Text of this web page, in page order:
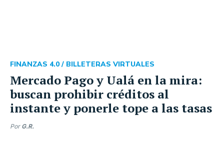
Mercado Pago y Ualá en la mira:
buscan prohibir créditos al
instante y ponerle tope a las tasas
FINANZAS 4.0 / BILLETERAS VIRTUALES
Por G.R.